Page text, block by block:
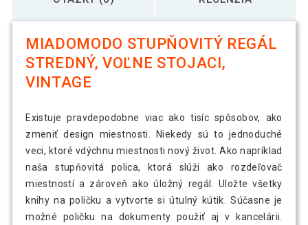
MIADOMODO STUPŇOVITÝ REGÁL
STREDNÝ, VOĽNE STOJACI,
VINTAGE
Existuje pravdepodobne viac ako tisíc spôsobov, ako
zmeniť design miestnosti. Niekedy sú to jednoduché
veci, ktoré vdýchnu miestnosti nový život. Ako napríklad
naša stupňovitá polica, ktorá slúži ako rozdeľovač
miestností a zároveň ako úložný regál. Uložte všetky
knihy na poličku a vytvorte si útulný kútik. Súčasne je
možné poličku na dokumenty použiť aj v kancelárii.